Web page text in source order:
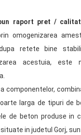
raport pret /
omogenizarea
retete bine
acestuia, este
componentelor,
larga de tipuri de
de beton produse in
in judetul Gorj,